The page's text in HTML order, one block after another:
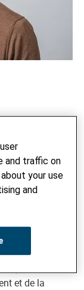
tant que
sa carrière dans
d'une
Amérique
comprend
de main-
dans une
et de la
and traffic on
your use
and